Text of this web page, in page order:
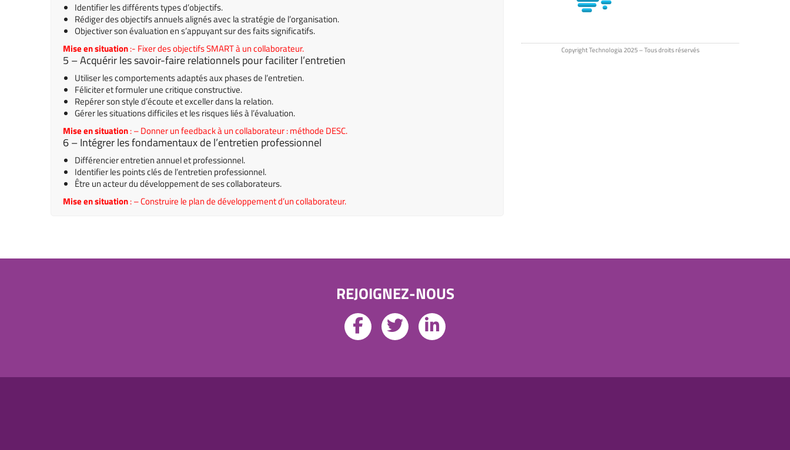
Identifier les différents types d’objectifs.
Rédiger des objectifs annuels alignés avec la stratégie de l’organisation.
Objectiver son évaluationen s’appuyant sur des faits significatifs.
Mise en situation:- Fixer des objectifs SMART à un collaborateur.
5 – Acquérir les savoir-faire relationnels pour faciliter l’entretien
Utiliser les comportements adaptés aux phases de l’entretien.
Féliciter et formuler une critique constructive.
Repérer son style d’écoute et exceller dans la relation.
Gérer les situations difficiles et les risques liés à l’évaluation.
Mise en situation: – Donner un feedback à un collaborateur : méthode DESC.
6 – Intégrer les fondamentaux de l’entretien professionnel
Différencier entretien annuel et professionnel.
Identifier les points clés de l’entretien professionnel.
Être un acteur du développement de ses collaborateurs.
Mise en situation: – Construire le plan de développement d’un collaborateur.
Copyright Technologia 2025 – Tous droits réservés
REJOIGNEZ-NOUS